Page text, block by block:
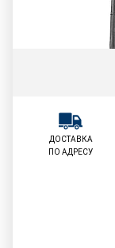
ДОСТАВКА
ПО АДРЕСУ